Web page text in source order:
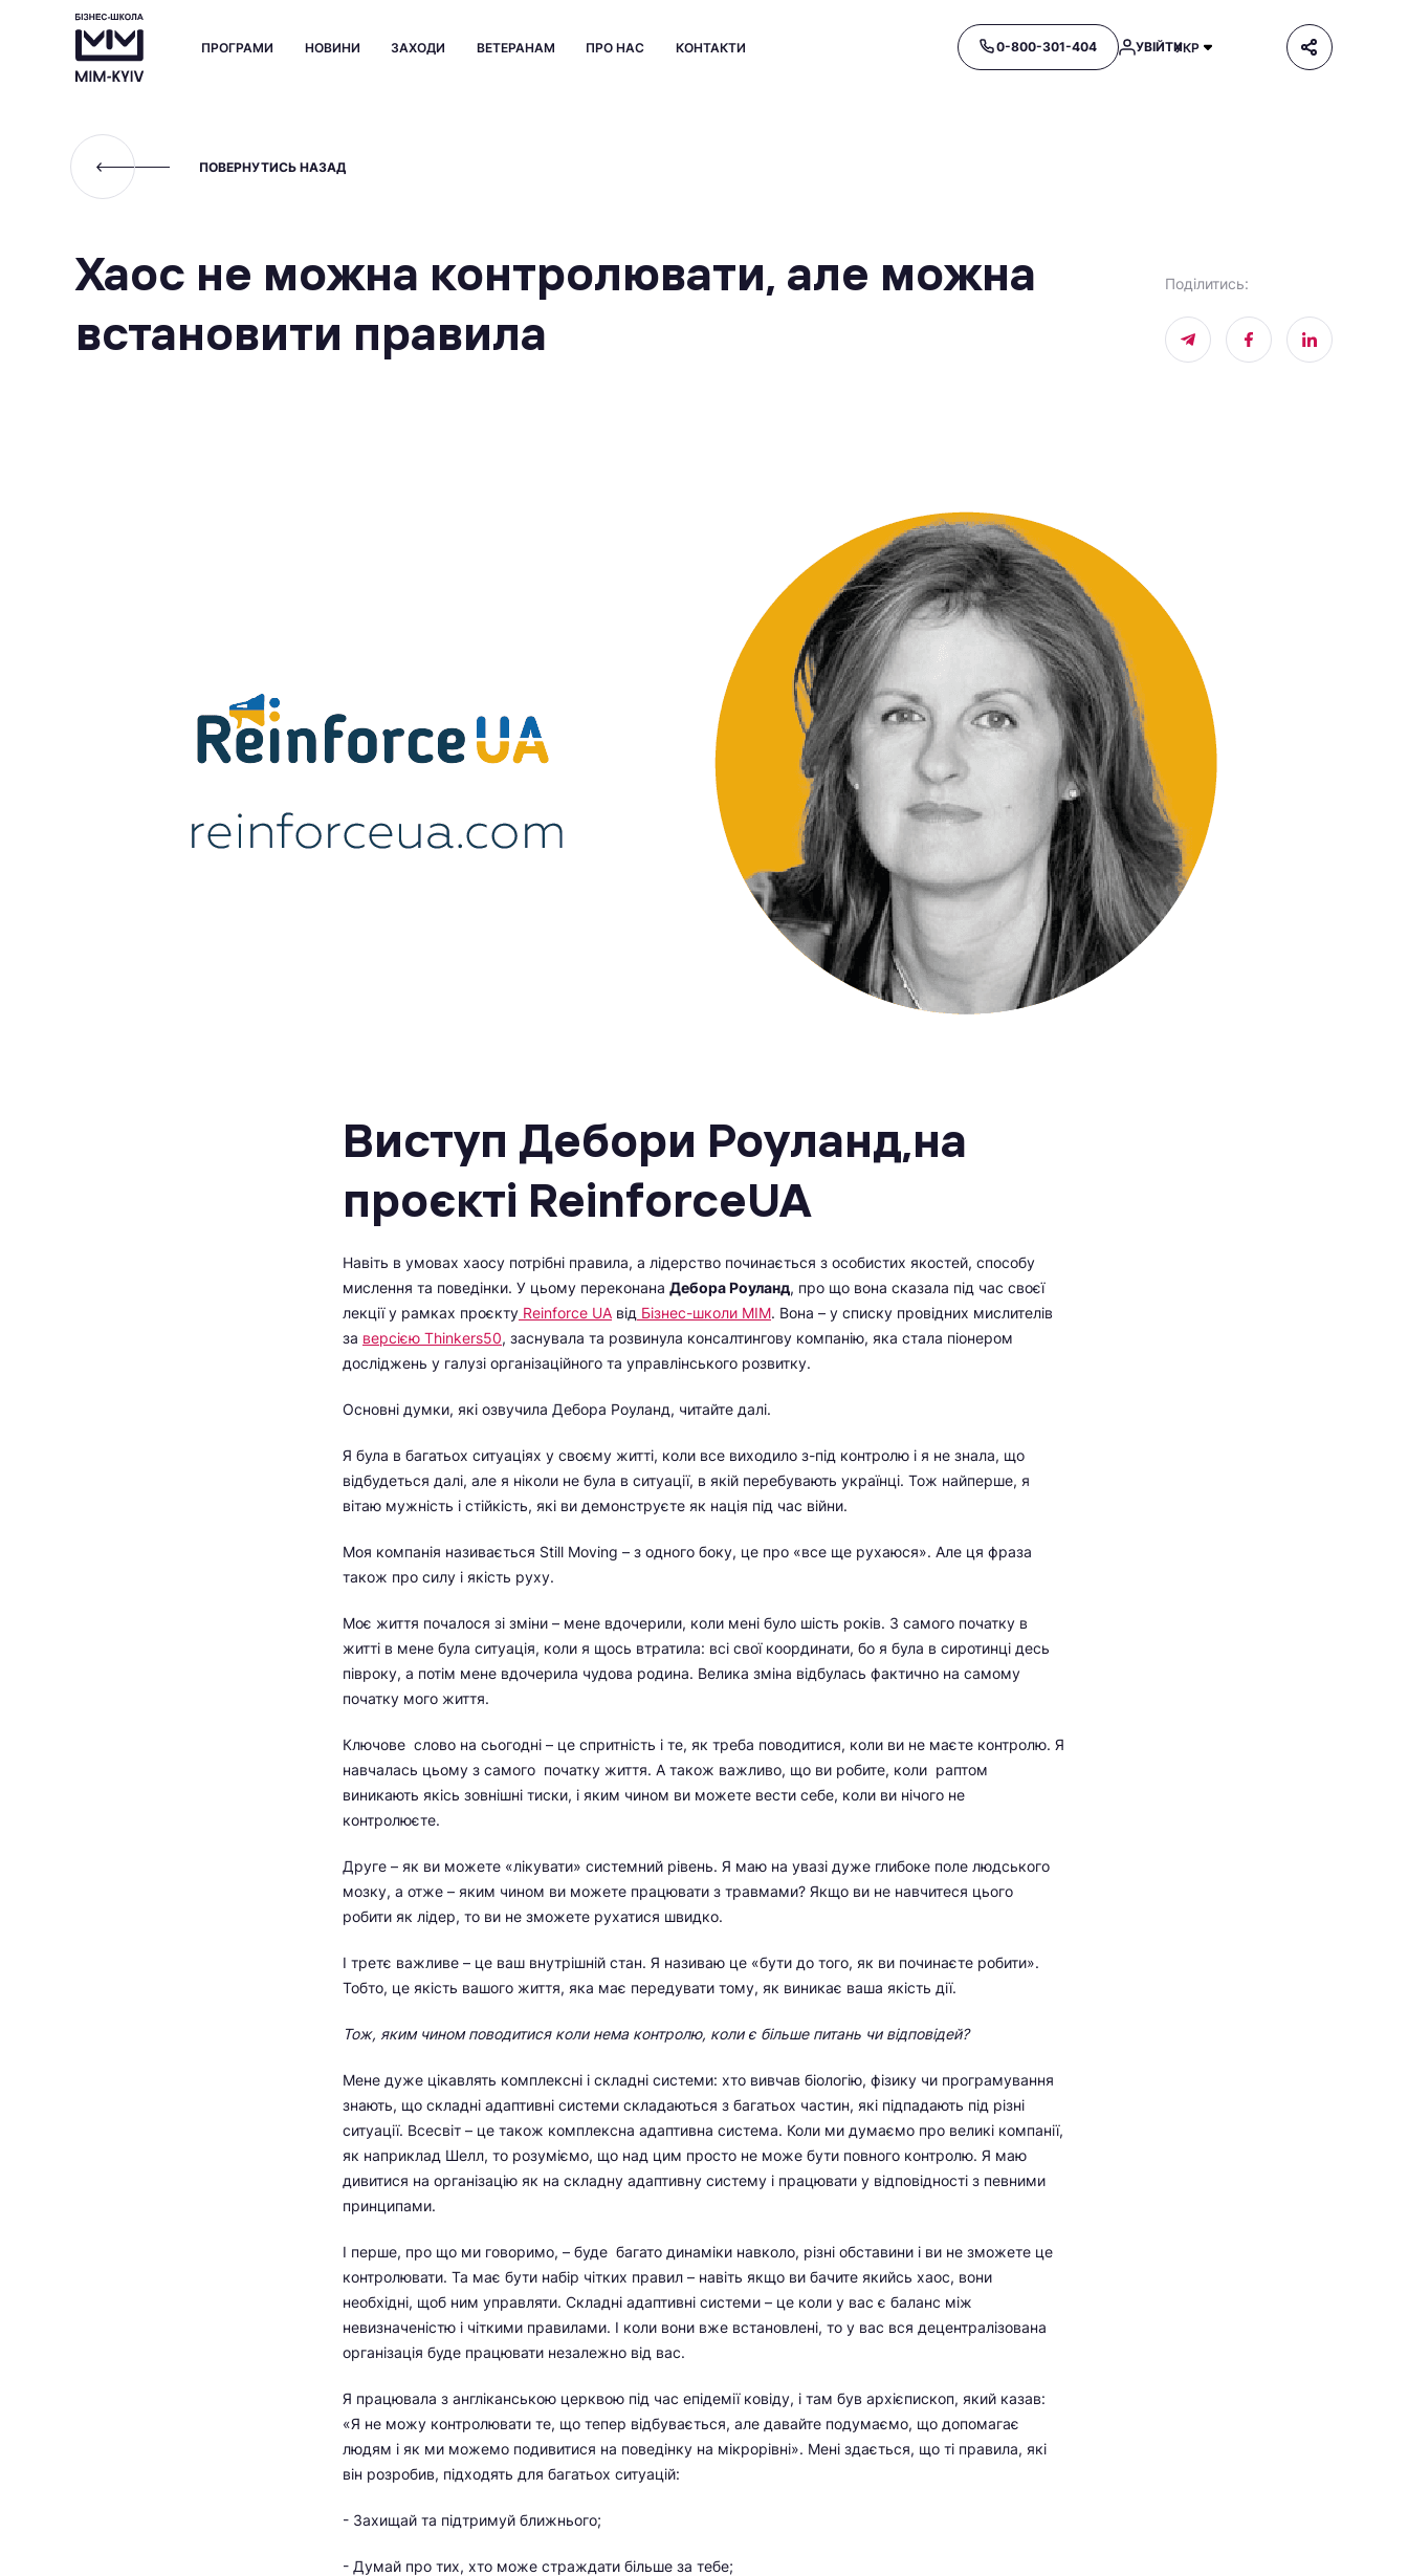
ПРОГРАМИ НОВИНИ ЗАХОДИ ВЕТЕРАНАМ ПРО НАС КОНТАКТИ 0-800-301-404 УВІЙТИУКР
ПОВЕРНУТИСЬ НАЗАД
Хаос не можна контролювати, але можна
встановити правила
Поділитись:
Виступ Дебори Роуланд,на
проєкті ReinforceUA
Навіть в умовах хаосу потрібні правила, а лідерство починається з особистих якостей, способу
мислення та поведінки. У цьому переконана Дебора Роуланд, про що вона сказала під час своєї
лекції у рамках проєкту Reinforce UA від Бізнес-школи МІМ. Вона – у списку провідних мислителів
за версією Thinkers50, заснувала та розвинула консалтингову компанію, яка стала піонером
досліджень у галузі організаційного та управлінського розвитку.
Основні думки, які озвучила Дебора Роуланд, читайте далі.
Я була в багатьох ситуаціях у своєму житті, коли все виходило з-під контролю і я не знала, що
відбудеться далі, але я ніколи не була в ситуації, в якій перебувають українці. Тож найперше, я
вітаю мужність і стійкість, які ви демонструєте як нація під час війни.
Моя компанія називається Still Moving – з одного боку, це про «все ще рухаюся». Але ця фраза
також про силу і якість руху.
Моє життя почалося зі зміни – мене вдочерили, коли мені було шість років. З самого початку в
житті в мене була ситуація, коли я щось втратила: всі свої координати, бо я була в сиротинці десь
півроку, а потім мене вдочерила чудова родина. Велика зміна відбулась фактично на самому
початку мого життя.
Ключове слово на сьогодні – це спритність і те, як треба поводитися, коли ви не маєте контролю. Я
навчалась цьому з самого початку життя. А також важливо, що ви робите, коли раптом
виникають якісь зовнішні тиски, і яким чином ви можете вести себе, коли ви нічого не
контролюєте.
Друге – як ви можете «лікувати» системний рівень. Я маю на увазі дуже глибоке поле людського
мозку, а отже – яким чином ви можете працювати з травмами? Якщо ви не навчитеся цього
робити як лідер, то ви не зможете рухатися швидко.
І третє важливе – це ваш внутрішній стан. Я називаю це «бути до того, як ви починаєте робити».
Тобто, це якість вашого життя, яка має передувати тому, як виникає ваша якість дії.
Тож, яким чином поводитися коли нема контролю, коли є більше питань чи відповідей?
Мене дуже цікавлять комплексні і складні системи: хто вивчав біологію, фізику чи програмування
знають, що складні адаптивні системи складаються з багатьох частин, які підпадають під різні
ситуації. Всесвіт – це також комплексна адаптивна система. Коли ми думаємо про великі компанії,
як наприклад Шелл, то розуміємо, що над цим просто не може бути повного контролю. Я маю
дивитися на організацію як на складну адаптивну систему і працювати у відповідності з певними
принципами.
І перше, про що ми говоримо, – буде багато динаміки навколо, різні обставини і ви не зможете це
контролювати. Та має бути набір чітких правил – навіть якщо ви бачите якийсь хаос, вони
необхідні, щоб ним управляти. Складні адаптивні системи – це коли у вас є баланс між
невизначеністю і чіткими правилами. І коли вони вже встановлені, то у вас вся децентралізована
організація буде працювати незалежно від вас.
Я працювала з англіканською церквою під час епідемії ковіду, і там був архієпископ, який казав:
«Я не можу контролювати те, що тепер відбувається, але давайте подумаємо, що допомагає
людям і як ми можемо подивитися на поведінку на мікрорівні». Мені здається, що ті правила, які
він розробив, підходять для багатьох ситуацій:
- Захищай та підтримуй ближнього;
- Думай про тих, хто може страждати більше за тебе;